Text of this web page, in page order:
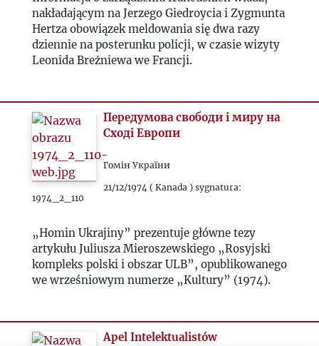
nakładającym na Jerzego Giedroycia i Zygmunta
Hertza obowiązek meldowania się dwa razy
dziennie na posterunku policji, w czasie wizyty
Leonida Breżniewa we Francji.
Передумова свободи і миру на
Сході Европи
Гомін України
21/12/1974 ( Kanada ) sygnatura:
1974_2_110
„Homin Ukrajiny” prezentuje główne tezy
artykułu Juliusza Mieroszewskiego „Rosyjski
kompleks polski i obszar ULB”, opublikowanego
we wrześniowym numerze „Kultury” (1974).
Apel Intelektualistów